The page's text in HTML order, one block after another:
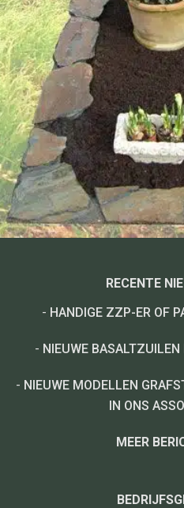
RECENTE
- HANDIGE ZZP-ER OF
- NIEUWE
- NIEUWE MODELLEN
IN ONS
MEER